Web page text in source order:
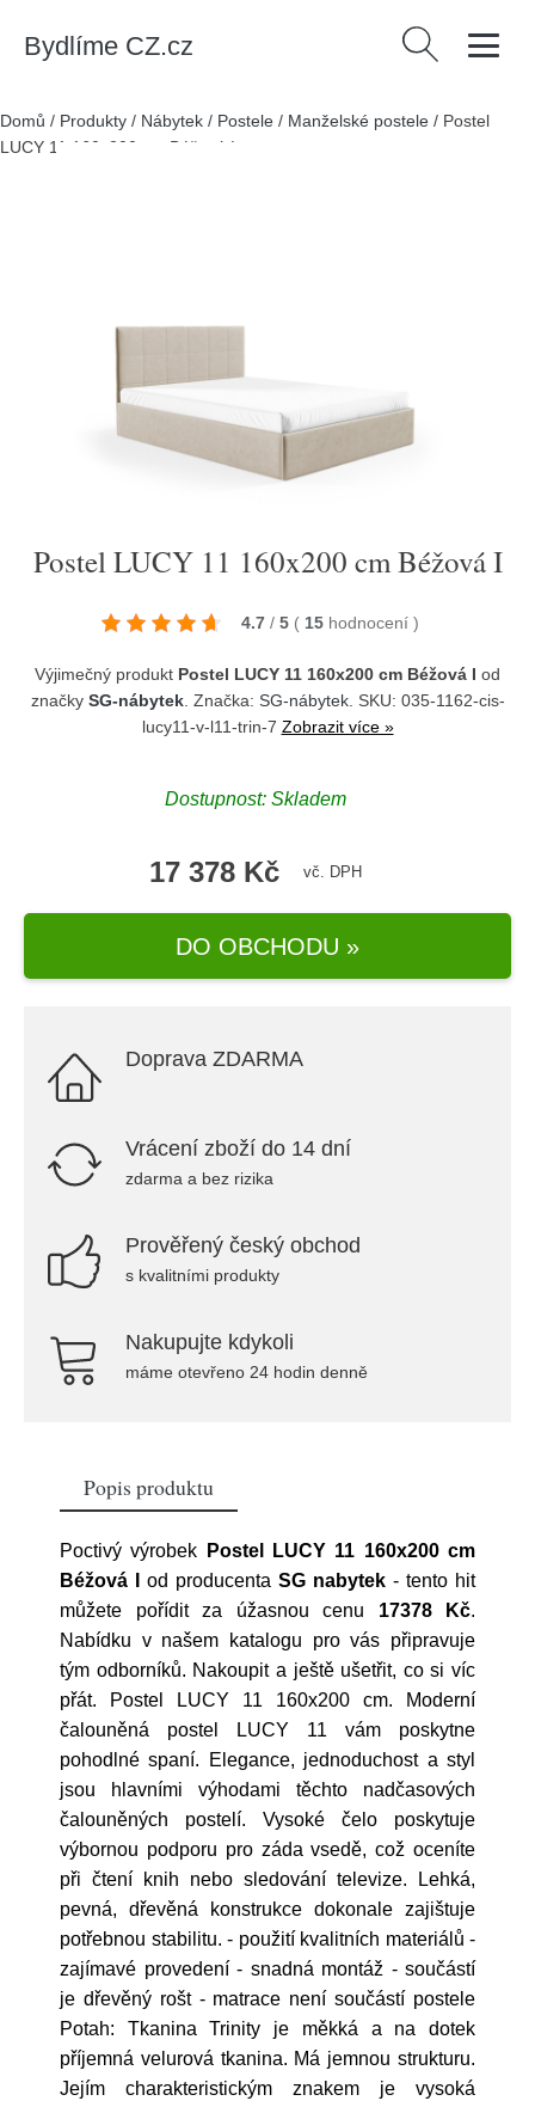
Bydlíme CZ.cz Vyhledávání
Domů / Produkty / Nábytek / Postele / Manželské postele / Postel
LUCY 11 160x200 cm Béžová I
Postel LUCY 11 160x200 cm Béžová I
4.7 / 5 ( 15 hodnocení )
Výjimečný produkt Postel LUCY 11 160x200 cm Béžová I od
značky SG-nábytek. Značka: SG-nábytek. SKU: 035-1162-cis-
lucy11-v-l11-trin-7 Zobrazit více »
Dostupnost: Skladem
17 378 Kč vč. DPH
DO OBCHODU »
Doprava ZDARMA
Vrácení zboží do 14 dní
zdarma a bez rizika
Prověřený český obchod
s kvalitními produkty
Nakupujte kdykoli
máme otevřeno 24 hodin denně
Popis produktu
Poctivý výrobek
Postel LUCY 11 160x200 cm
Béžová I
od producenta SG nabytek - tento hit
můžete pořídit za úžasnou cenu 17378 Kč.
Nabídku v našem katalogu pro vás připravuje
tým odborníků. Nakoupit a ještě ušetřit, co si víc
přát. Postel LUCY 11 160x200 cm. Moderní
čalouněná postel LUCY 11 vám poskytne
pohodlné spaní. Elegance, jednoduchost a styl
jsou hlavními výhodami těchto nadčasových
čalouněných postelí. Vysoké čelo poskytuje
výbornou podporu pro záda vsedě, což oceníte
při čtení knih nebo sledování televize. Lehká,
pevná, dřevěná konstrukce dokonale zajištuje
potřebnou stabilitu. - použití kvalitních materiálů -
zajímavé provedení - snadná montáž - součástí
je dřevěný rošt - matrace není součástí postele
Potah: Tkanina Trinity je měkká a na dotek
příjemná velurová tkanina. Má jemnou strukturu.
Jejím charakteristickým znakem je vysoká